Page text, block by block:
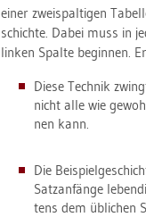
einer zwei­spal­ti­gen
schich­te. Dabei muss in
lin­ken Spal­te be­gin­nen.
Diese Tech­nik
nicht alle wie
nen kann.
Die
Satz­an­fän­ge
tens dem üb­li­chen